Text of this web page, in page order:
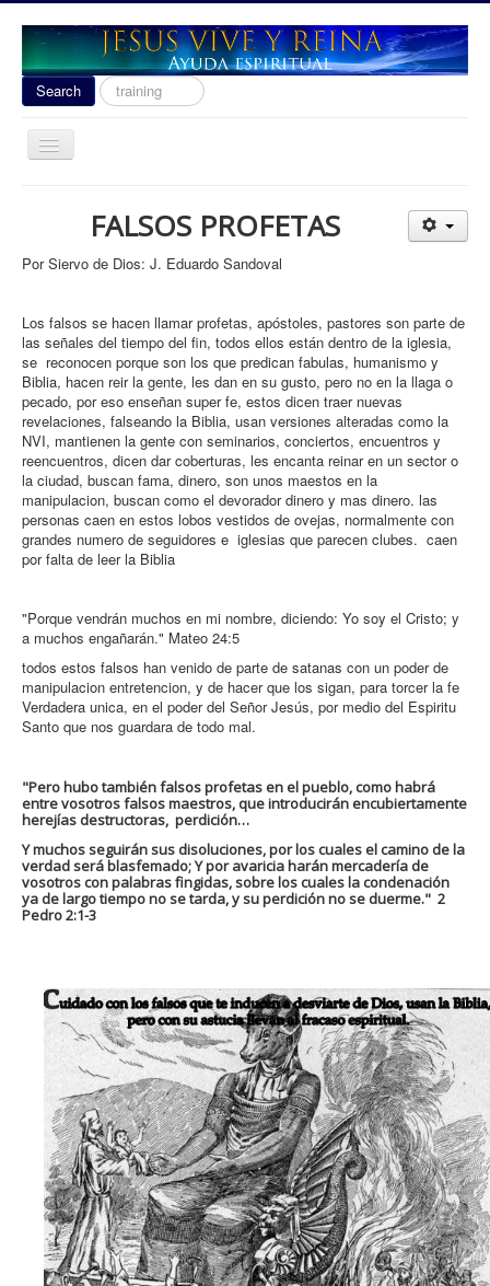
Search
Search
...
Toggle
Las señales del fin 2020
Liberacion
Temas
Youtube
donacion
Contact
FALSOS PROFETAS
Por Siervo de Dios: J. Eduardo Sandoval
Los falsos se hacen llamar profetas, apóstoles, pastores son parte de
las señales del tiempo del fin, todos ellos están dentro de la iglesia,
se reconocen porque son los que predican fabulas, humanismo y
Biblia, hacen reir la gente, les dan en su gusto, pero no en la llaga o
pecado, por eso enseñan super fe, estos dicen traer nuevas
revelaciones, falseando la Biblia, usan versiones alteradas como la
NVI, mantienen la gente con seminarios, conciertos, encuentros y
reencuentros, dicen dar coberturas, les encanta reinar en un sector o
la ciudad, buscan fama, dinero, son unos maestos en la
manipulacion, buscan como el devorador dinero y mas dinero. las
personas caen en estos lobos vestidos de ovejas, normalmente con
grandes numero de seguidores e iglesias que parecen clubes. caen
por falta de leer la Biblia
"Porque vendrán muchos en mi nombre, diciendo: Yo soy el Cristo; y
a muchos engañarán." Mateo 24:5
todos estos falsos han venido de parte de satanas con un poder de
manipulacion entretencion, y de hacer que los sigan, para torcer la fe
Verdadera unica, en el poder del Señor Jesús, por medio del Espiritu
Santo que nos guardara de todo mal.
"Pero hubo también falsos profetas en el pueblo, como habrá
entre vosotros falsos maestros, que introducirán encubiertamente
herejías destructoras, perdición…
Y muchos seguirán sus disoluciones, por los cuales el camino de la
verdad será blasfemado; Y por avaricia harán mercadería de
vosotros con palabras fingidas, sobre los cuales la condenación
ya de largo tiempo no se tarda, y su perdición no se duerme." 2
Pedro 2:1-3